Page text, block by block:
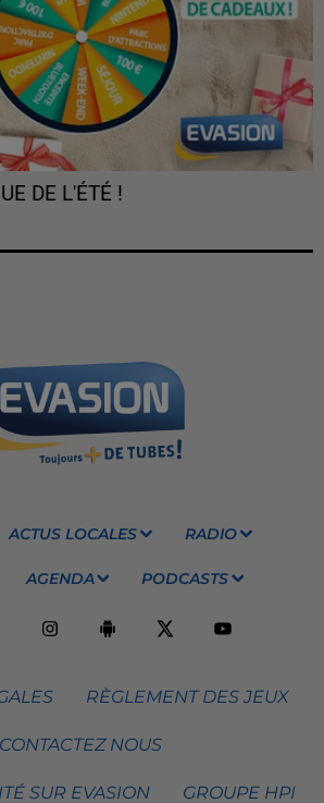
DE L'ÉTÉ !
ACTUS LOCALES RADIO
AGENDA PODCASTS
RÈGLEMENT DES JEUX
CONTACTEZ NOUS
SUR EVASION GROUPE HPI